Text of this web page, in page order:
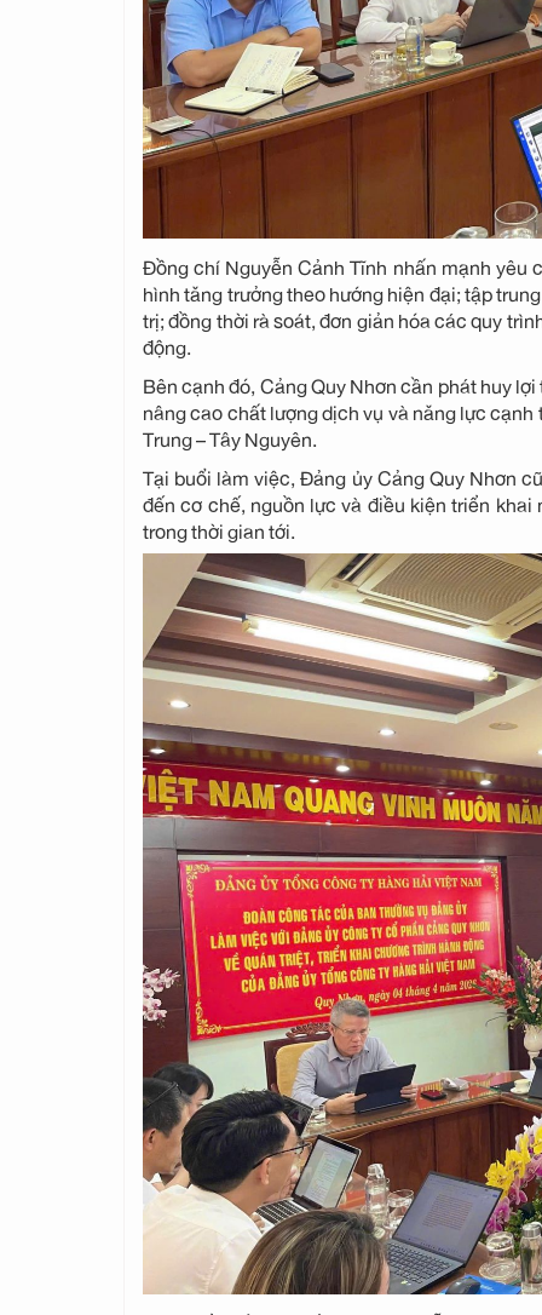
Đồng chí Nguyễn Cảnh Tĩnh nhấn mạnh
hình tăng trưởng theo hướng hiện đại; tập
trị; đồng thời rà soát, đơn giản hóa các quy
động.
Bên cạnh đó, Cảng Quy Nhơn cần phát huy
nâng cao chất lượng dịch vụ và năng lực
Trung – Tây Nguyên.
Tại buổi làm việc, Đảng ủy Cảng Quy Nhơn
đến cơ chế, nguồn lực và điều kiện triển
trong thời gian tới.